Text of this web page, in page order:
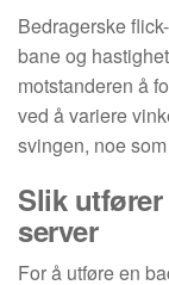
Bedragerske
bane og
motstanderen å
ved å variere
svingen, noe
Slik
server
For å utføre en